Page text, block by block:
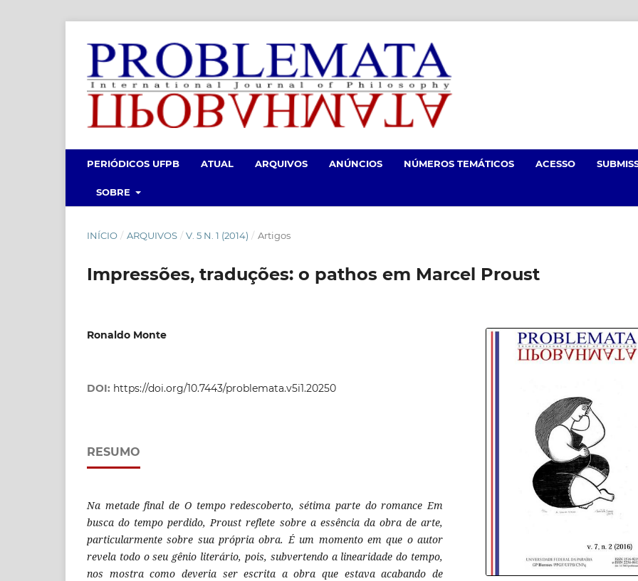
PERIÓDICOS UFPB ATUAL ARQUIVOS ANÚNCIOS NÚMEROS TEMÁTICOS ACESSO
SOBRE
INÍCIO / ARQUIVOS / V. 5 N. 1 (2014) / Artigos
Impressões, traduções: o pathos em Marcel Proust
Ronaldo Monte
DOI: https://doi.org/10.7443/problemata.v5i1.20250
RESUMO
Na metade final de O tempo redescoberto, sétima parte do romance Em
busca do tempo perdido, Proust reflete sobre a essência da obra de arte,
particularmente sobre sua própria obra. É um momento em que o autor
revela todo o seu gênio literário, pois, subvertendo a linearidade do tempo,
nos mostra como deveria ser escrita a obra que estava acabando de